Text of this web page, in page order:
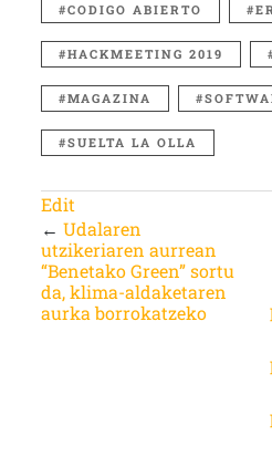
CODIGO ABIERTO
HACKMEETING 2019
MAGAZINA
SUELTA LA OLLA
Edit
← Udalaren
utzikeriaren aurrean
“Benetako Green” sortu
da, klima-aldaketaren
aurka borrokatzeko